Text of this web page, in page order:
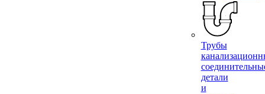
Трубы
детали
и